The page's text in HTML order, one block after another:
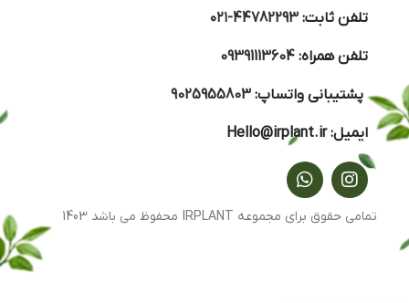
تلفن ثابت:44782293-۰۲۱
تلفن همراه:09391113604
پشتیبانی واتساپ:9025955803
ایمیل:Hello@irplant.ir
تمامی حقوق برای مجموعه IRPLANT محفوظ می باشد 1403